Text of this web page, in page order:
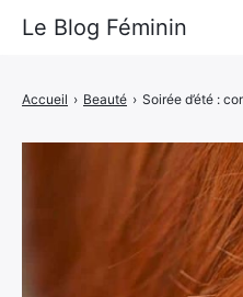
Accueil › Beauté › Soirée d’été :
Le Blog Féminin